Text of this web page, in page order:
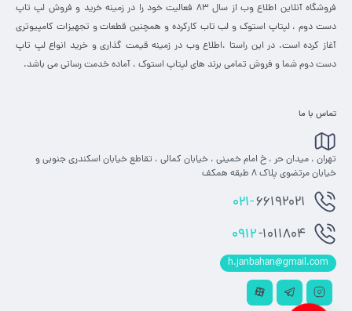
فروشگاه آنلاین اطلاع وب از سال 83 فعالیت خود را در زمینه خرید و فروش لپ تاپ
دست دوم ، لپتاپ استوک و لب تاب کارکرده و همچنین قطعات و تجهیزات کامپیوتری
آغاز کرده است. در این راستا ،‌اطلاع وب در زمینه قیمت گذاری و خرید انواع لپ تاپ
دست دوم شما و فروش تمامی برند های لپتاپ استوک ، آماده خدمت رسانی می باشد.
تماس با ما
تهران ، میدان حر ، خ امام خمینی ، خیابان کمالی ، تقاطع خیابان اسکندری جنوبی و
خیابان مرتضوی پلاک 8 طبقه همکف
021-66192021
0912-1011804
h.janbahan@gmail.com